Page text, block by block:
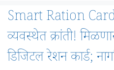
Smart Ration
व्यवस्थेत क्रांती!
डिजिटल रेशन कार्ड;